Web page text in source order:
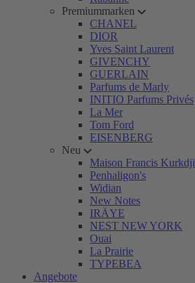
Premiummarken
CHANEL
DIOR
Yves Saint Laurent
GIVENCHY
GUERLAIN
Parfums de Marly
INITIO Parfums Privés
La Mer
Tom Ford
EISENBERG
Neu
Maison Francis
Penhaligon's
Widian
New Notes
IRÄYE
NEST NEW YORK
Ouai
La Prairie
TYPEBEA
Angebote